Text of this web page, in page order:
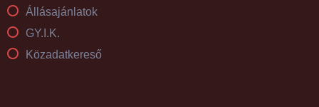
Állásajánlatok
GY.I.K.
Közadatkereső